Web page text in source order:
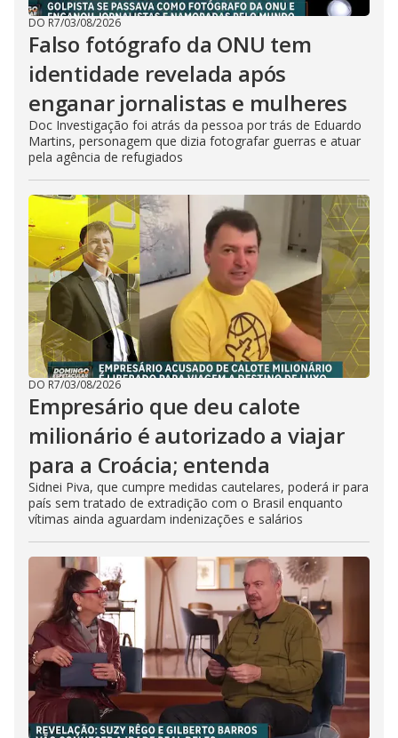
DO R7/03/08/2026
Falso fotógrafo da ONU tem
identidade revelada após
enganar jornalistas e mulheres
Doc Investigação foi atrás da pessoa por trás de Eduardo
Martins, personagem que dizia fotografar guerras e atuar
pela agência de refugiados
DO R7/03/08/2026
Empresário que deu calote
milionário é autorizado a viajar
para a Croácia; entenda
Sidnei Piva, que cumpre medidas cautelares, poderá ir para
país sem tratado de extradição com o Brasil enquanto
vítimas ainda aguardam indenizações e salários